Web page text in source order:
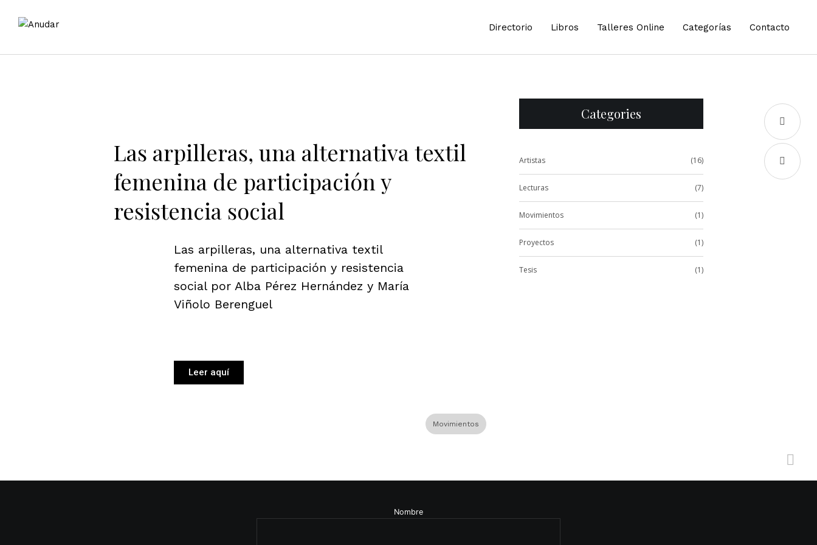
Directorio Libros Talleres Online Categorías Contacto
Las arpilleras, una alternativa textil
femenina de participación y
resistencia social
Las arpilleras, una alternativa textil
femenina de participación y resistencia
social por Alba Pérez Hernández y María
Viñolo Berenguel
Leer aquí
Movimientos
Categories
Artistas (16)
Lecturas (7)
Movimientos (1)
Proyectos (1)
Tesis (1)
Nombre